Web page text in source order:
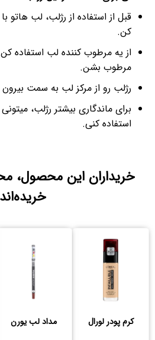
قبل از استفاده از رژلب، لب هاتو
کن.
از یه مرطوب کننده لب استفاده
مرطوب بشن.
رژلب رو از مرکز لب به سمت
برای ماندگاری بیشتر رژلب،
استفاده کنی.
خریداران این محصول،
خریده‌اند
کرم پودر لورال مداد لب یورن